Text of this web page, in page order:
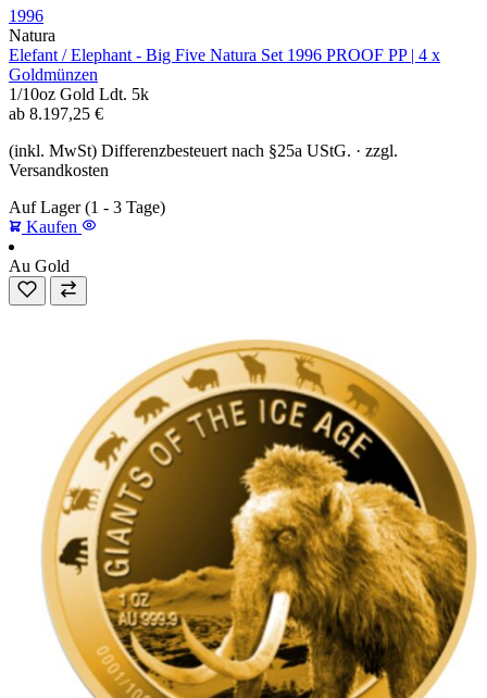
1996
Natura
Elefant / Elephant - Big Five Natura Set 1996 PROOF PP | 4 x
Goldmünzen
1/10oz Gold Ldt. 5k
ab 8.197,25 €
(inkl. MwSt) Differenzbesteuert nach §25a UStG. · zzgl.
Versandkosten
Auf Lager (1 - 3 Tage)
Kaufen
Au Gold